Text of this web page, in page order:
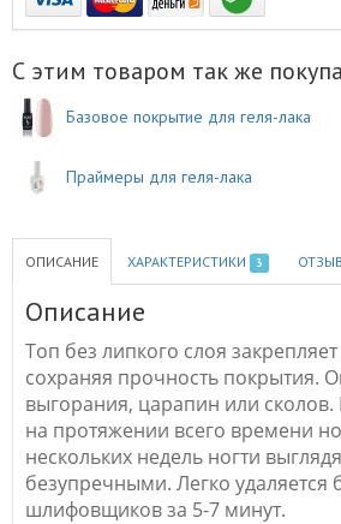
С этим товаром так же
Базовое покрытие для геля-лака
Праймеры для геля-лака
ОПИСАНИЕ ХАРАКТЕРИСТИКИ 3
Описание
Топ без липкого слоя закрепляет
сохраняя прочность покрытия.
выгорания, царапин или сколов.
на протяжении всего времени
нескольких недель ногти
безупречными. Легко удаляется
шлифовщиков за 5-7 минут.